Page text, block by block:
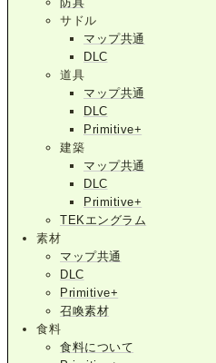
サドル
マップ共通
DLC
道具
マップ共通
DLC
Primitive+
建築
マップ共通
DLC
Primitive+
TEKエングラム
素材
マップ共通
DLC
Primitive+
召喚素材
食料
食料について